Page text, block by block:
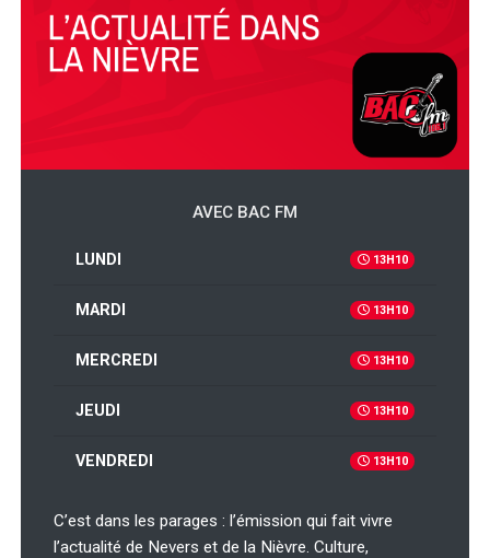
AVEC BAC FM
LUNDI 13H10
MARDI 13H10
MERCREDI 13H10
JEUDI 13H10
VENDREDI 13H10
C’est dans les parages : l’émission qui fait vivre
l’actualité de Nevers et de la Nièvre. Culture,